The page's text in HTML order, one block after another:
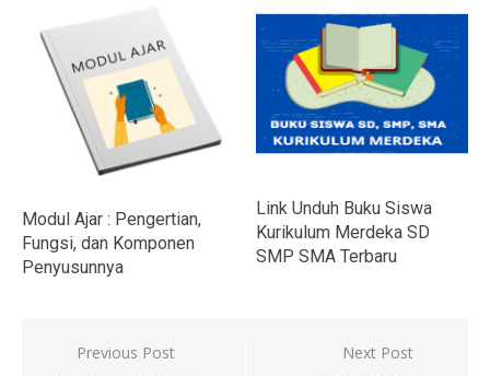
Modul Ajar : Pengertian,
Fungsi, dan Komponen
Penyusunnya
Link Unduh Buku Siswa
Kurikulum Merdeka SD
SMP SMA Terbaru
Navigasi
Previous Post Next Post